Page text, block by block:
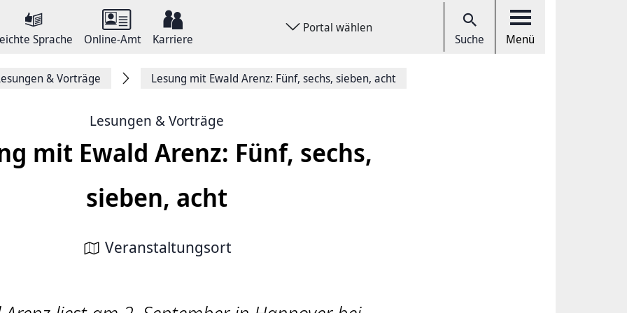
Sprache Online-Amt Karriere
Portal wählen
Suche Menü
& Vorträge Lesung mit Ewald Arenz: Fünf, sechs, sieben, acht
Lesungen & Vorträge
mit Ewald Arenz: Fünf, sechs,
sieben, acht
Veranstaltungsort